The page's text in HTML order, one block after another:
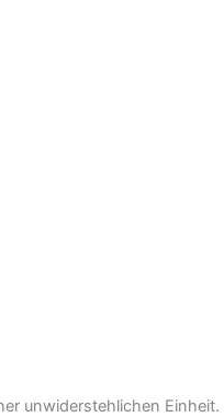
unwiderstehlichen Einheit.